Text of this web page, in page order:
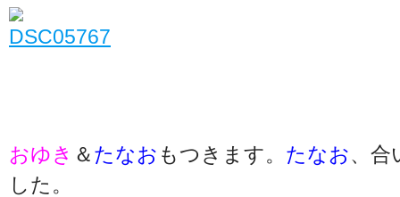
おゆき ＆たなお もつきます。 たなお、合
した。